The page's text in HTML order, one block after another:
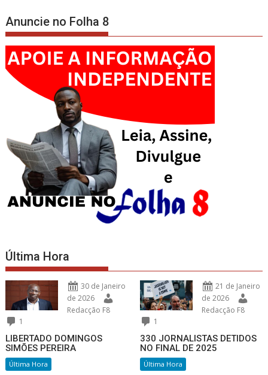
Anuncie no Folha 8
Última Hora
30 de Janeiro
de 2026
Redacção F8
1
LIBERTADO DOMINGOS
SIMÕES PEREIRA
Última Hora
21 de Janeiro
de 2026
Redacção F8
1
330 JORNALISTAS DETIDOS
NO FINAL DE 2025
Última Hora